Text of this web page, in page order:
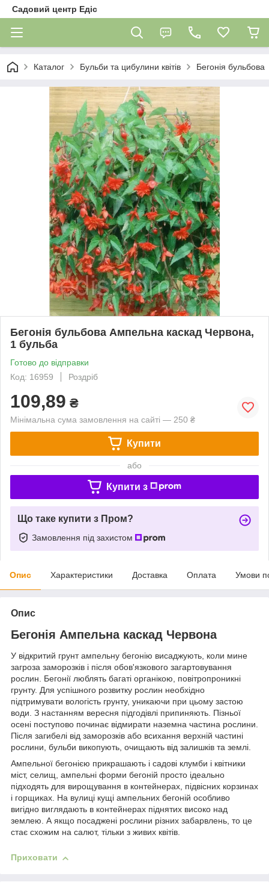
Садовий центр Едіс
Каталог Бульби та цибулини квітів Бегонія бульбова
Бегонія бульбова Ампельна каскад Червона,
1 бульба
Готово до відправки
Код: 16959
Роздріб
109,89 ₴
Мінімальна сума замовлення на сайті — 250 ₴
Купити
або
Купити з
Що таке купити з Пром?
Замовлення під захистом
Опис Характеристики Доставка Оплата Умови
Опис
Бегонія Ампельна каскад Червона
У відкритий грунт ампельну бегонію висаджують, коли мине
загроза заморозків і після обов'язкового загартовування
рослин. Бегонії люблять багаті органікою, повітропроникні
грунту. Для успішного розвитку рослин необхідно
підтримувати вологість грунту, уникаючи при цьому застою
води. З настанням вересня підгодівлі припиняють. Пізньої
осені поступово починає відмирати наземна частина рослини.
Після загибелі від заморозків або всихання верхній частині
рослини, бульби викопують, очищають від залишків та землі.
Ампельної бегонією прикрашають і садові клумби і квітники
міст, селищ, ампельні форми бегоній просто ідеально
підходять для вирощування в контейнерах, підвісних корзинах
і горщиках. На вулиці кущі ампельних бегоній особливо
вигідно виглядають в контейнерах піднятих високо над
землею. А якщо посаджені рослини різних забарвлень, то це
стає схожим на салют, тільки з живих квітів.
Приховати